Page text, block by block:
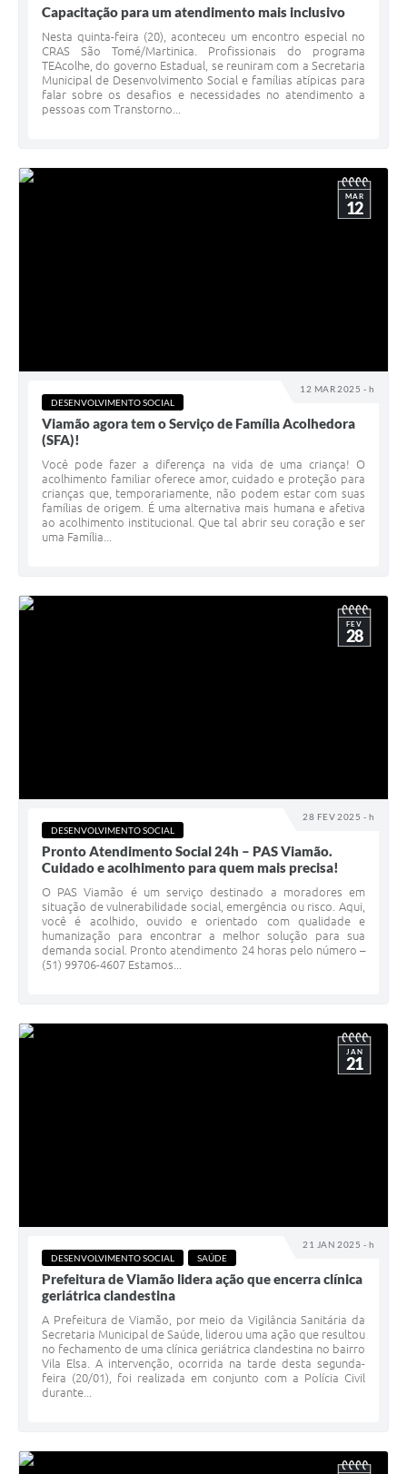
Capacitação para um atendimento mais inclusivo
Nesta quinta-feira (20), aconteceu um encontro especial no
CRAS São Tomé/Martinica. Profissionais do programa
TEAcolhe, do governo Estadual, se reuniram com a Secretaria
Municipal de Desenvolvimento Social e famílias atípicas para
falar sobre os desafios e necessidades no atendimento a
pessoas com Transtorno...
12 MAR 2025 - h
MAR
12
DESENVOLVIMENTO SOCIAL
Viamão agora tem o Serviço de Família Acolhedora
(SFA)!
Você pode fazer a diferença na vida de uma criança! O
acolhimento familiar oferece amor, cuidado e proteção para
crianças que, temporariamente, não podem estar com suas
famílias de origem. É uma alternativa mais humana e afetiva
ao acolhimento institucional. Que tal abrir seu coração e ser
uma Família...
28 FEV 2025 - h
FEV
28
DESENVOLVIMENTO SOCIAL
Pronto Atendimento Social 24h – PAS Viamão.
Cuidado e acolhimento para quem mais precisa!
O PAS Viamão é um serviço destinado a moradores em
situação de vulnerabilidade social, emergência ou risco. Aqui,
você é acolhido, ouvido e orientado com qualidade e
humanização para encontrar a melhor solução para sua
demanda social. Pronto atendimento 24 horas pelo número –
(51) 99706-4607 Estamos...
21 JAN 2025 - h
JAN
21
DESENVOLVIMENTO SOCIAL SAÚDE
Prefeitura de Viamão lidera ação que encerra clínica
geriátrica clandestina
A Prefeitura de Viamão, por meio da Vigilância Sanitária da
Secretaria Municipal de Saúde, liderou uma ação que resultou
no fechamento de uma clínica geriátrica clandestina no bairro
Vila Elsa. A intervenção, ocorrida na tarde desta segunda-
feira (20/01), foi realizada em conjunto com a Polícia Civil
durante...